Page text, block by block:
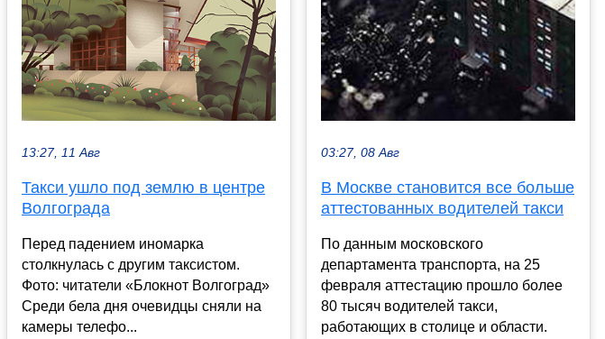
13:27, 11 Авг
Такси ушло под землю в центре
Волгограда
Перед падением иномарка
столкнулась с другим таксистом.
Фото: читатели «Блокнот Волгоград»
Среди бела дня очевидцы сняли на
камеры телефо...
03:27, 08 Авг
В Москве становится все больше
аттестованных водителей такси
По данным московского
департамента транспорта, на 25
февраля аттестацию прошло более
80 тысяч водителей такси,
работающих в столице и области.